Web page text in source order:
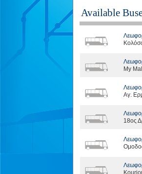
Available
My
Αγ.
18ος